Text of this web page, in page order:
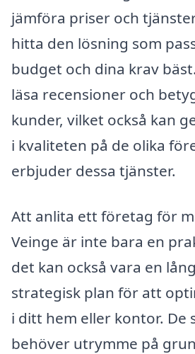
jämföra priser och
hitta den lösning som
budget och dina krav
läsa recensioner och
kunder, vilket också kan
i kvaliteten på de olika
erbjuder dessa tjänster.
Att anlita ett företag för
Veinge är inte bara en
det kan också vara en
strategisk plan för att
i ditt hem eller kontor. De
behöver utrymme på